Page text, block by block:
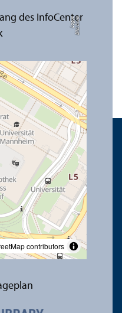
Bil
d:
A
n
n
a
L
o
g
u
e
contributors